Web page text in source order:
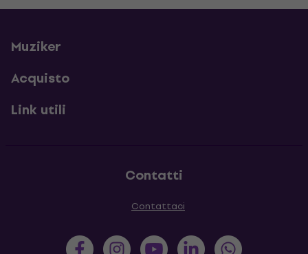
Muziker
Acquisto
Link utili
Contatti
Contattaci